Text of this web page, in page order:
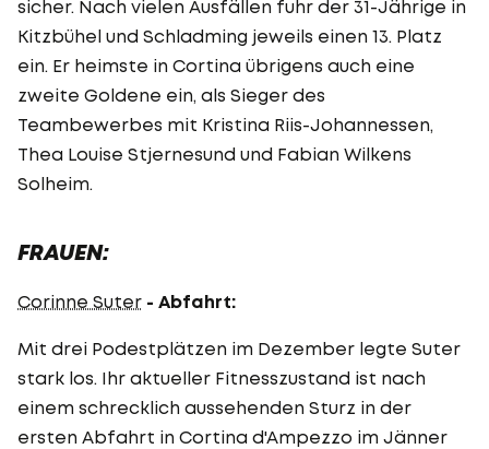
sicher. Nach vielen Ausfällen fuhr der 31-Jährige in
Kitzbühel und Schladming jeweils einen 13. Platz
ein. Er heimste in Cortina übrigens auch eine
zweite Goldene ein, als Sieger des
Teambewerbes mit Kristina Riis-Johannessen,
Thea Louise Stjernesund und Fabian Wilkens
Solheim.
FRAUEN:
Corinne Suter - Abfahrt:
Mit drei Podestplätzen im Dezember legte Suter
stark los. Ihr aktueller Fitnesszustand ist nach
einem schrecklich aussehenden Sturz in der
ersten Abfahrt in Cortina d'Ampezzo im Jänner